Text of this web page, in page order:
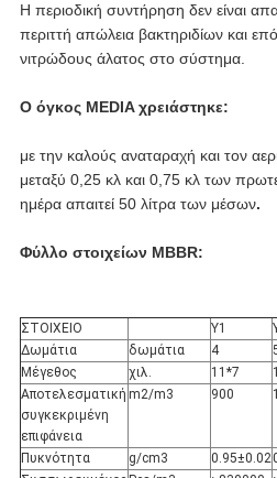
Η περιοδική συντήρηση δεν είναι
περιττή απώλεια βακτηριδίων και
νιτρώδους άλατος στο σύστημα.
Ο όγκος MEDIA χρειάστηκε:
με την καλούς αναταραχή και τον
μεταξύ 0,25 κλ και 0,75 κλ των
ημέρα απαιτεί 50 λίτρα των μέσων.
Φύλλο στοιχείων MBBR:
ΣΤΟΙΧΕΙΟ Y1
Δωμάτια
δωμάτια 4
Μέγεθος
χιλ. 11*7
Αποτελεσματική
συγκεκριμένη
επιφάνεια
m2/m3 900
Πυκνότητα g/cm3 0.95±0.02